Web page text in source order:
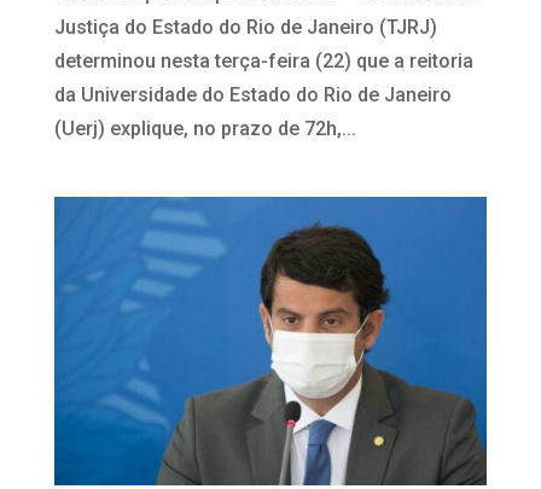
Justiça do Estado do Rio de Janeiro (TJRJ)
determinou nesta terça-feira (22) que a reitoria
da Universidade do Estado do Rio de Janeiro
(Uerj) explique, no prazo de 72h,...